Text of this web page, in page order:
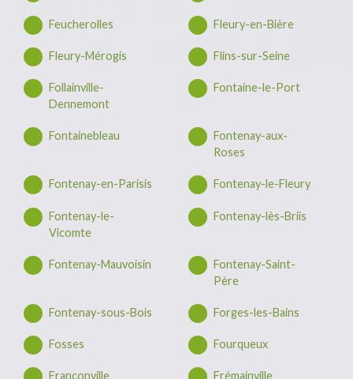
Feucherolles Fleury-en-Bière
Fleury-Mérogis Flins-sur-Seine
Follainville-
Dennemont
Fontaine-le-Port
Fontainebleau
Fontenay-aux-
Roses
Fontenay-en-Parisis Fontenay-le-Fleury
Fontenay-le-
Vicomte
Fontenay-lès-Briis
Fontenay-Mauvoisin
Fontenay-Saint-
Père
Fontenay-sous-Bois Forges-les-Bains
Fosses Fourqueux
Franconville Frémainville